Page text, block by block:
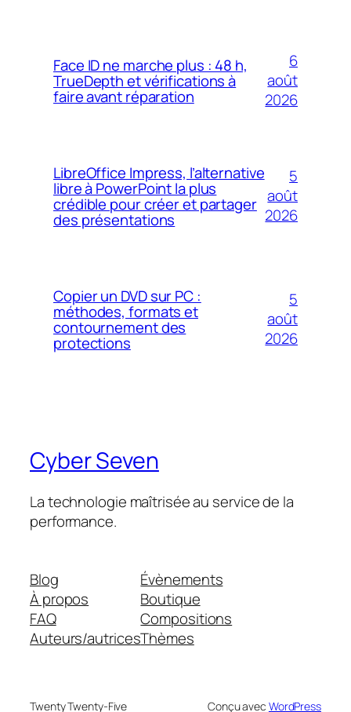
Face ID ne marche plus : 48 h,
TrueDepth et vérifications à
faire avant réparation
6
août
2026
LibreOffice Impress, l’alternative
libre à PowerPoint la plus
crédible pour créer et partager
des présentations
5
août
2026
Copier un DVD sur PC :
méthodes, formats et
contournement des
protections
5
août
2026
Cyber Seven
La technologie maîtrisée au service de la
performance.
Blog
À propos
FAQ
Auteurs/autrices
Évènements
Boutique
Compositions
Thèmes
Twenty Twenty-Five Conçu avec WordPress